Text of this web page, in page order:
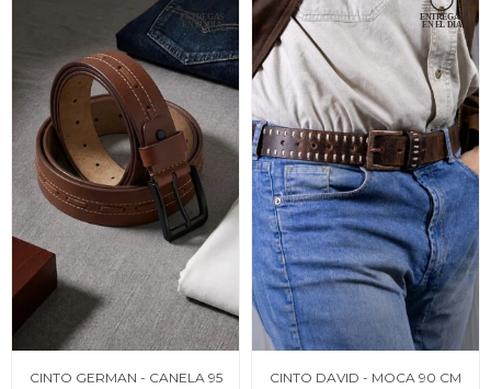
CINTO GERMAN - CANELA 95
CINTO DAVID - MOCA 90 CM